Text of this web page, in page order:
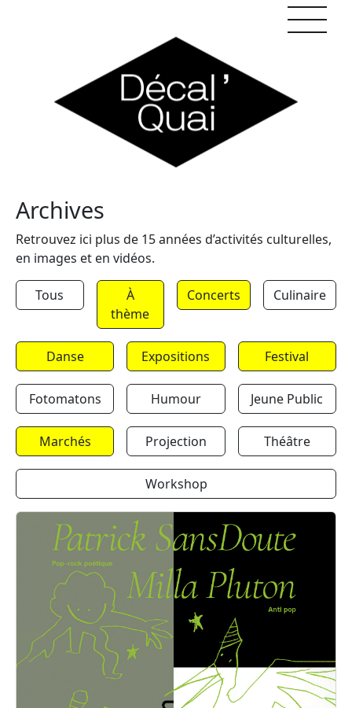
Archives
Retrouvez ici plus de 15 années d’activités culturelles,
en images et en vidéos.
Tous
À
thème
Concerts Culinaire
Danse Expositions Festival
Fotomatons Humour Jeune Public
Marchés Projection Théâtre
Workshop